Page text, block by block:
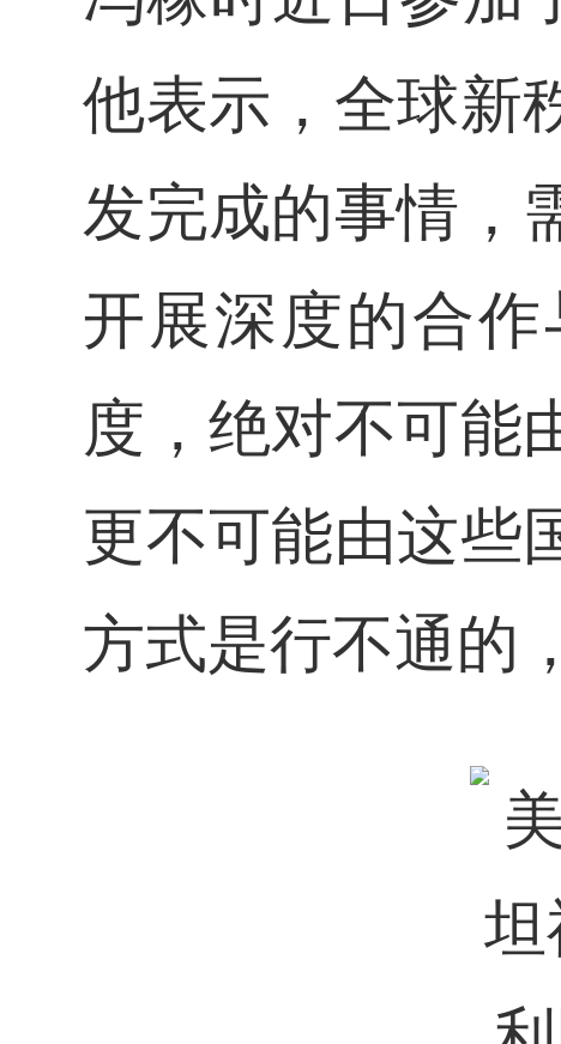
他表示，全球新
发完成的事情，
开展深度的合
度，绝对不可能
更不可能由这些
方式是行不通的